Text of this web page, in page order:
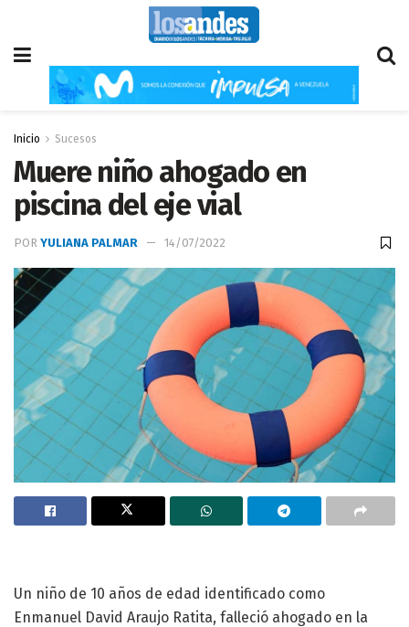
Inicio Sucesos
Muere niño ahogado en
piscina del eje vial
POR YULIANA PALMAR 14/07/2022
Un niño de 10 años de edad identificado como
Enmanuel David Araujo Ratita, falleció ahogado en la